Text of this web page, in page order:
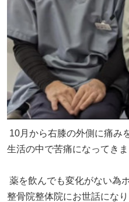
10月から右膝の外側に痛み
生活の中で苦痛になってきま
薬を飲んでも変化がない為
整骨院整体院にお世話にな